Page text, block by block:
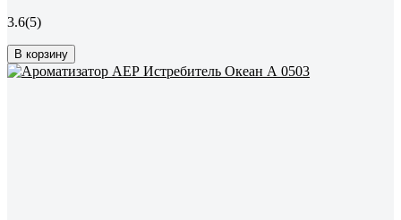
3.6(5)
В корзину